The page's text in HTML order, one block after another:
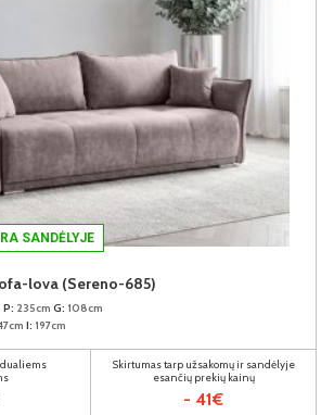
SANDĖLYJE
lova (Sereno-685)
P: 235cm G: 108cm
I: 197cm
Skirtumas tarp užsakomų ir sandėlyje
esančių prekių kainų
- 41€